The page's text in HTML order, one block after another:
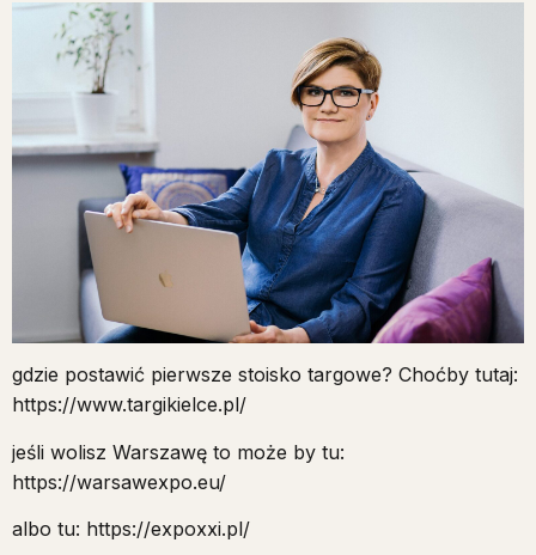
gdzie postawić pierwsze stoisko targowe? Choćby tutaj:
https://www.targikielce.pl/
jeśli wolisz Warszawę to może by tu:
https://warsawexpo.eu/
albo tu: https://expoxxi.pl/